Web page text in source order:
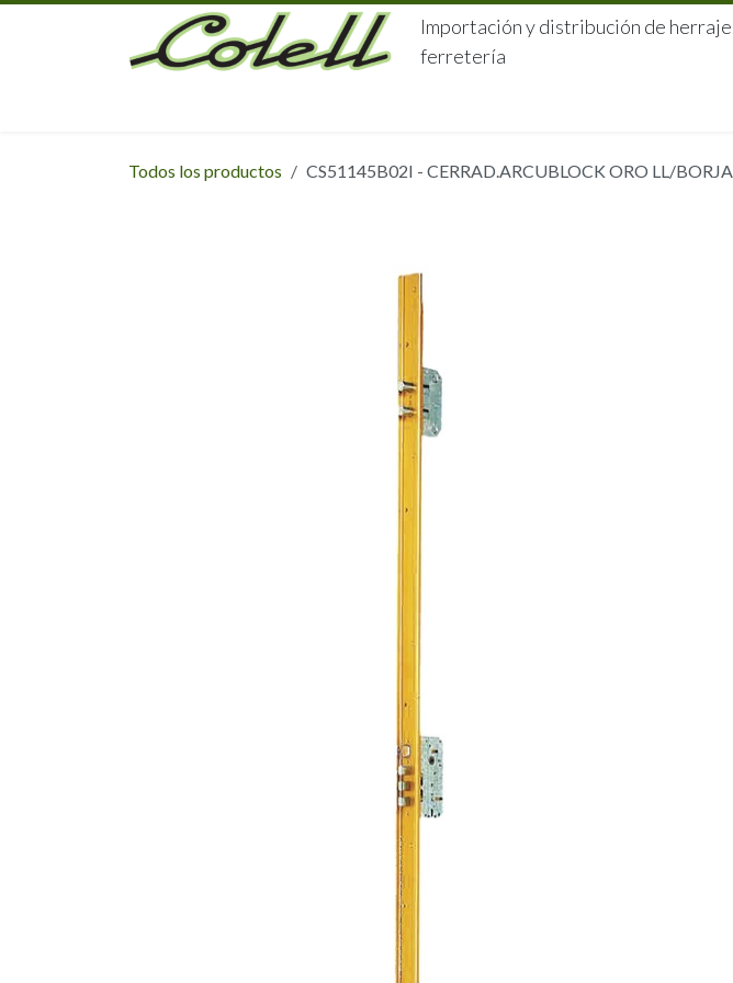
Ir al contenido
Importación y distribución de
ferretería
Todos los productos CS51145B02I - CERRAD.ARCUBLOCK ORO LL/